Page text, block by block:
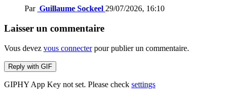
Par Guillaume Sockeel 29/07/2026, 16:10
Laisser un commentaire
Vous devez vous connecterpour publier un commentaire.
Reply with GIF
GIPHY App Key not set. Please check settings